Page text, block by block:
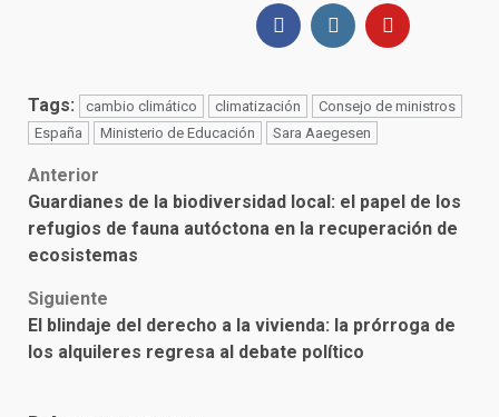
Tags: cambio climático climatización
Consejo de ministros
España
Ministerio de Educación Sara Aaegesen
Post
navigation
Anterior
Guardianes de la biodiversidad local: el papel de los
refugios de fauna autóctona en la recuperación de
ecosistemas
Siguiente
El blindaje del derecho a la vivienda: la prórroga de
los alquileres regresa al debate político